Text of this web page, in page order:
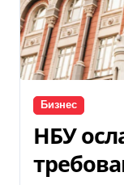
Бизнес
НБУ